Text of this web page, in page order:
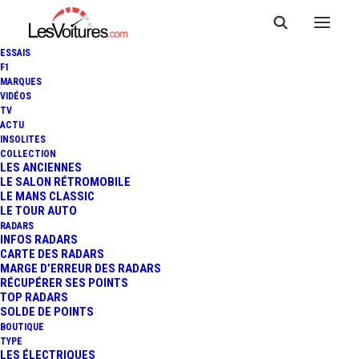
ESSAIS
F1
MARQUES
VIDÉOS
TV
ACTU
INSOLITES
COLLECTION
LES ANCIENNES
LE SALON RÉTROMOBILE
LE MANS CLASSIC
LE TOUR AUTO
RADARS
INFOS RADARS
CARTE DES RADARS
MARGE D’ERREUR DES RADARS
RÉCUPÉRER SES POINTS
TOP RADARS
SOLDE DE POINTS
BOUTIQUE
TYPE
LES ÉLECTRIQUES